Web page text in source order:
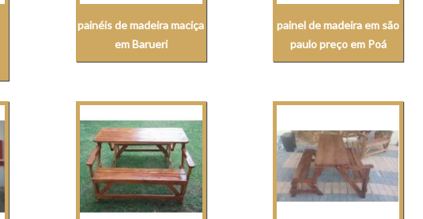
painéis de madeira maciça
em Barueri
painel de madeira em são
paulo preço em Poá